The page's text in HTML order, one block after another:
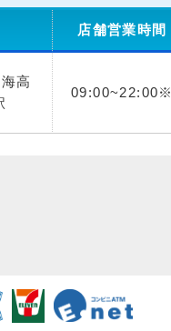
店舗営業時間
高
09:00~22:00※